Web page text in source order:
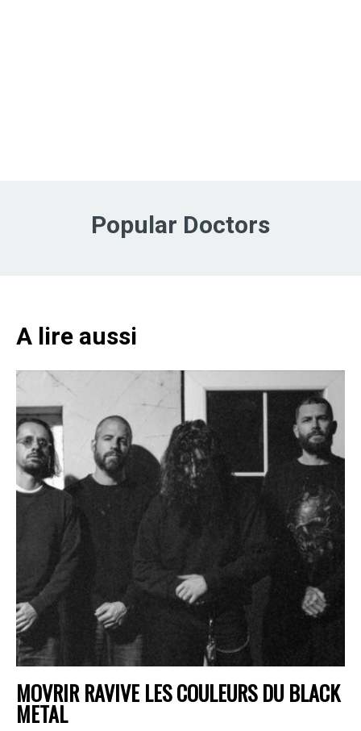
Popular Doctors
A lire aussi
MOVRIR RAVIVE LES COULEURS DU BLACK
METAL